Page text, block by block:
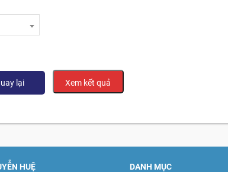
lại Xem kết quả
HUỆ DANH MỤC